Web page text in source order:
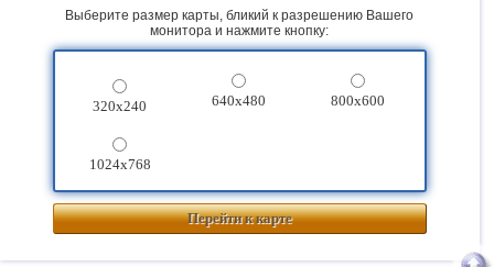
Выберите размер карты, бликий к разрешению Вашего
монитора и нажмите кнопку:
320x240 640x480 800x600
1024x768
Перейти к карте